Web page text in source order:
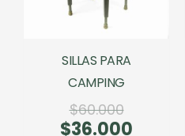
SILLAS PARA
CAMPING
$60.000El
precio
$36.000